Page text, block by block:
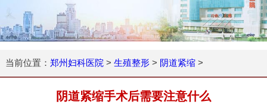
当前位置： 郑州妇科医院 > 生殖整形> 阴道紧缩>
阴道紧缩手术后需要注意什么